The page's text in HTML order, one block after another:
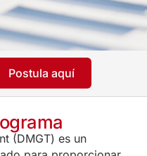
Postula aquí
(DMGT) es un